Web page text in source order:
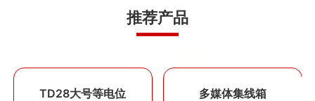
推荐产品
TD28大号等电位 多媒体集线箱